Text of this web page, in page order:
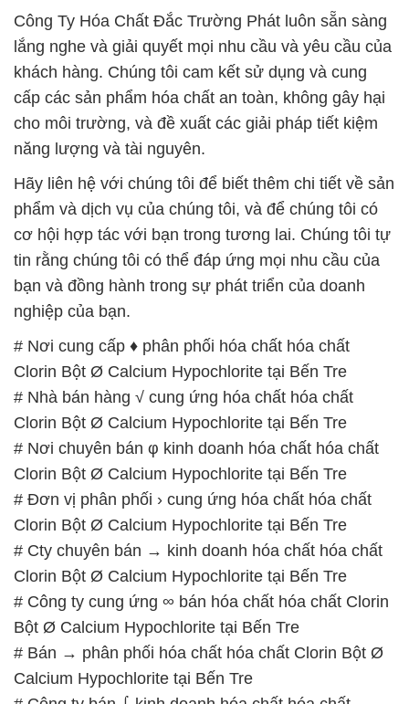
cho môi trường, và đề xuất các giải pháp tiết kiệm
năng lượng và tài nguyên.
Hãy liên hệ với chúng tôi để biết thêm chi tiết về sản
phẩm và dịch vụ của chúng tôi, và để chúng tôi có
cơ hội hợp tác với bạn trong tương lai. Chúng tôi tự
tin rằng chúng tôi có thể đáp ứng mọi nhu cầu của
bạn và đồng hành trong sự phát triển của doanh
nghiệp của bạn.
# Nơi cung cấp ♦ phân phối hóa chất hóa chất
Clorin Bột Ø Calcium Hypochlorite tại Bến Tre
# Nhà bán hàng √ cung ứng hóa chất hóa chất
Clorin Bột Ø Calcium Hypochlorite tại Bến Tre
# Nơi chuyên bán φ kinh doanh hóa chất hóa chất
Clorin Bột Ø Calcium Hypochlorite tại Bến Tre
# Đơn vị phân phối › cung ứng hóa chất hóa chất
Clorin Bột Ø Calcium Hypochlorite tại Bến Tre
# Cty chuyên bán → kinh doanh hóa chất hóa chất
Clorin Bột Ø Calcium Hypochlorite tại Bến Tre
# Công ty cung ứng ∞ bán hóa chất hóa chất Clorin
Bột Ø Calcium Hypochlorite tại Bến Tre
# Bán → phân phối hóa chất hóa chất Clorin Bột Ø
Calcium Hypochlorite tại Bến Tre
# Công ty bán ⌠ kinh doanh hóa chất hóa chất
Clorin Bột Ø Calcium Hypochlorite tại Bến Tre
# Công ty phân phối ♥ cung ứng hóa chất hóa chất
Clorin Bột Ø Calcium Hypochlorite tại Bến Tre
# Cty chuyên phân phối ← kinh doanh hóa chất hóa